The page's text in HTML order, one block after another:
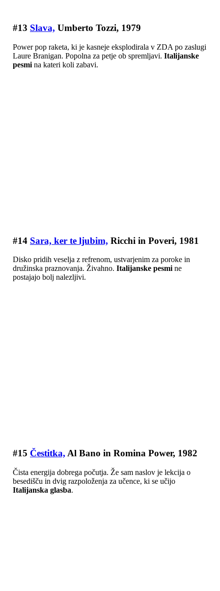
#13 Slava, Umberto Tozzi, 1979
Power pop raketa, ki je kasneje eksplodirala v ZDA po zaslugi
Laure Branigan. Popolna za petje ob spremljavi. Italijanske
pesmi na kateri koli zabavi.
#14 Sara, ker te ljubim, Ricchi in Poveri, 1981
Disko pridih veselja z refrenom, ustvarjenim za poroke in
družinska praznovanja. Živahno. Italijanske pesmi ne
postajajo bolj nalezljivi.
#15 Čestitka, Al Bano in Romina Power, 1982
Čista energija dobrega počutja. Že sam naslov je lekcija o
besedišču in dvig razpoloženja za učence, ki se učijo
Italijanska glasba.